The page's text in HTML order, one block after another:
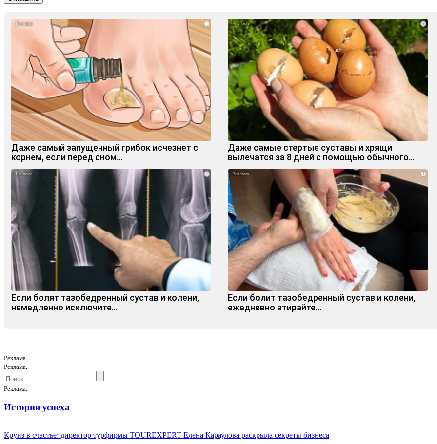
i
Даже самый запущенный грибок исчезнет с
корнем, если перед сном…
i
Даже самые стертые суставы и хрящи
вылечатся за 8 дней с помощью обычного…
i
Если болят тазобедренный сустав и колени,
немедленно исключите...
i
Если болит тазобедренный сустав и колени,
ежедневно втирайте...
Реклама.
Реклама.
Реклама.
История успеха
Круиз в счастье: директор турфирмы TOUREXPERT Елена Караулова раскрыла секреты бизнеса